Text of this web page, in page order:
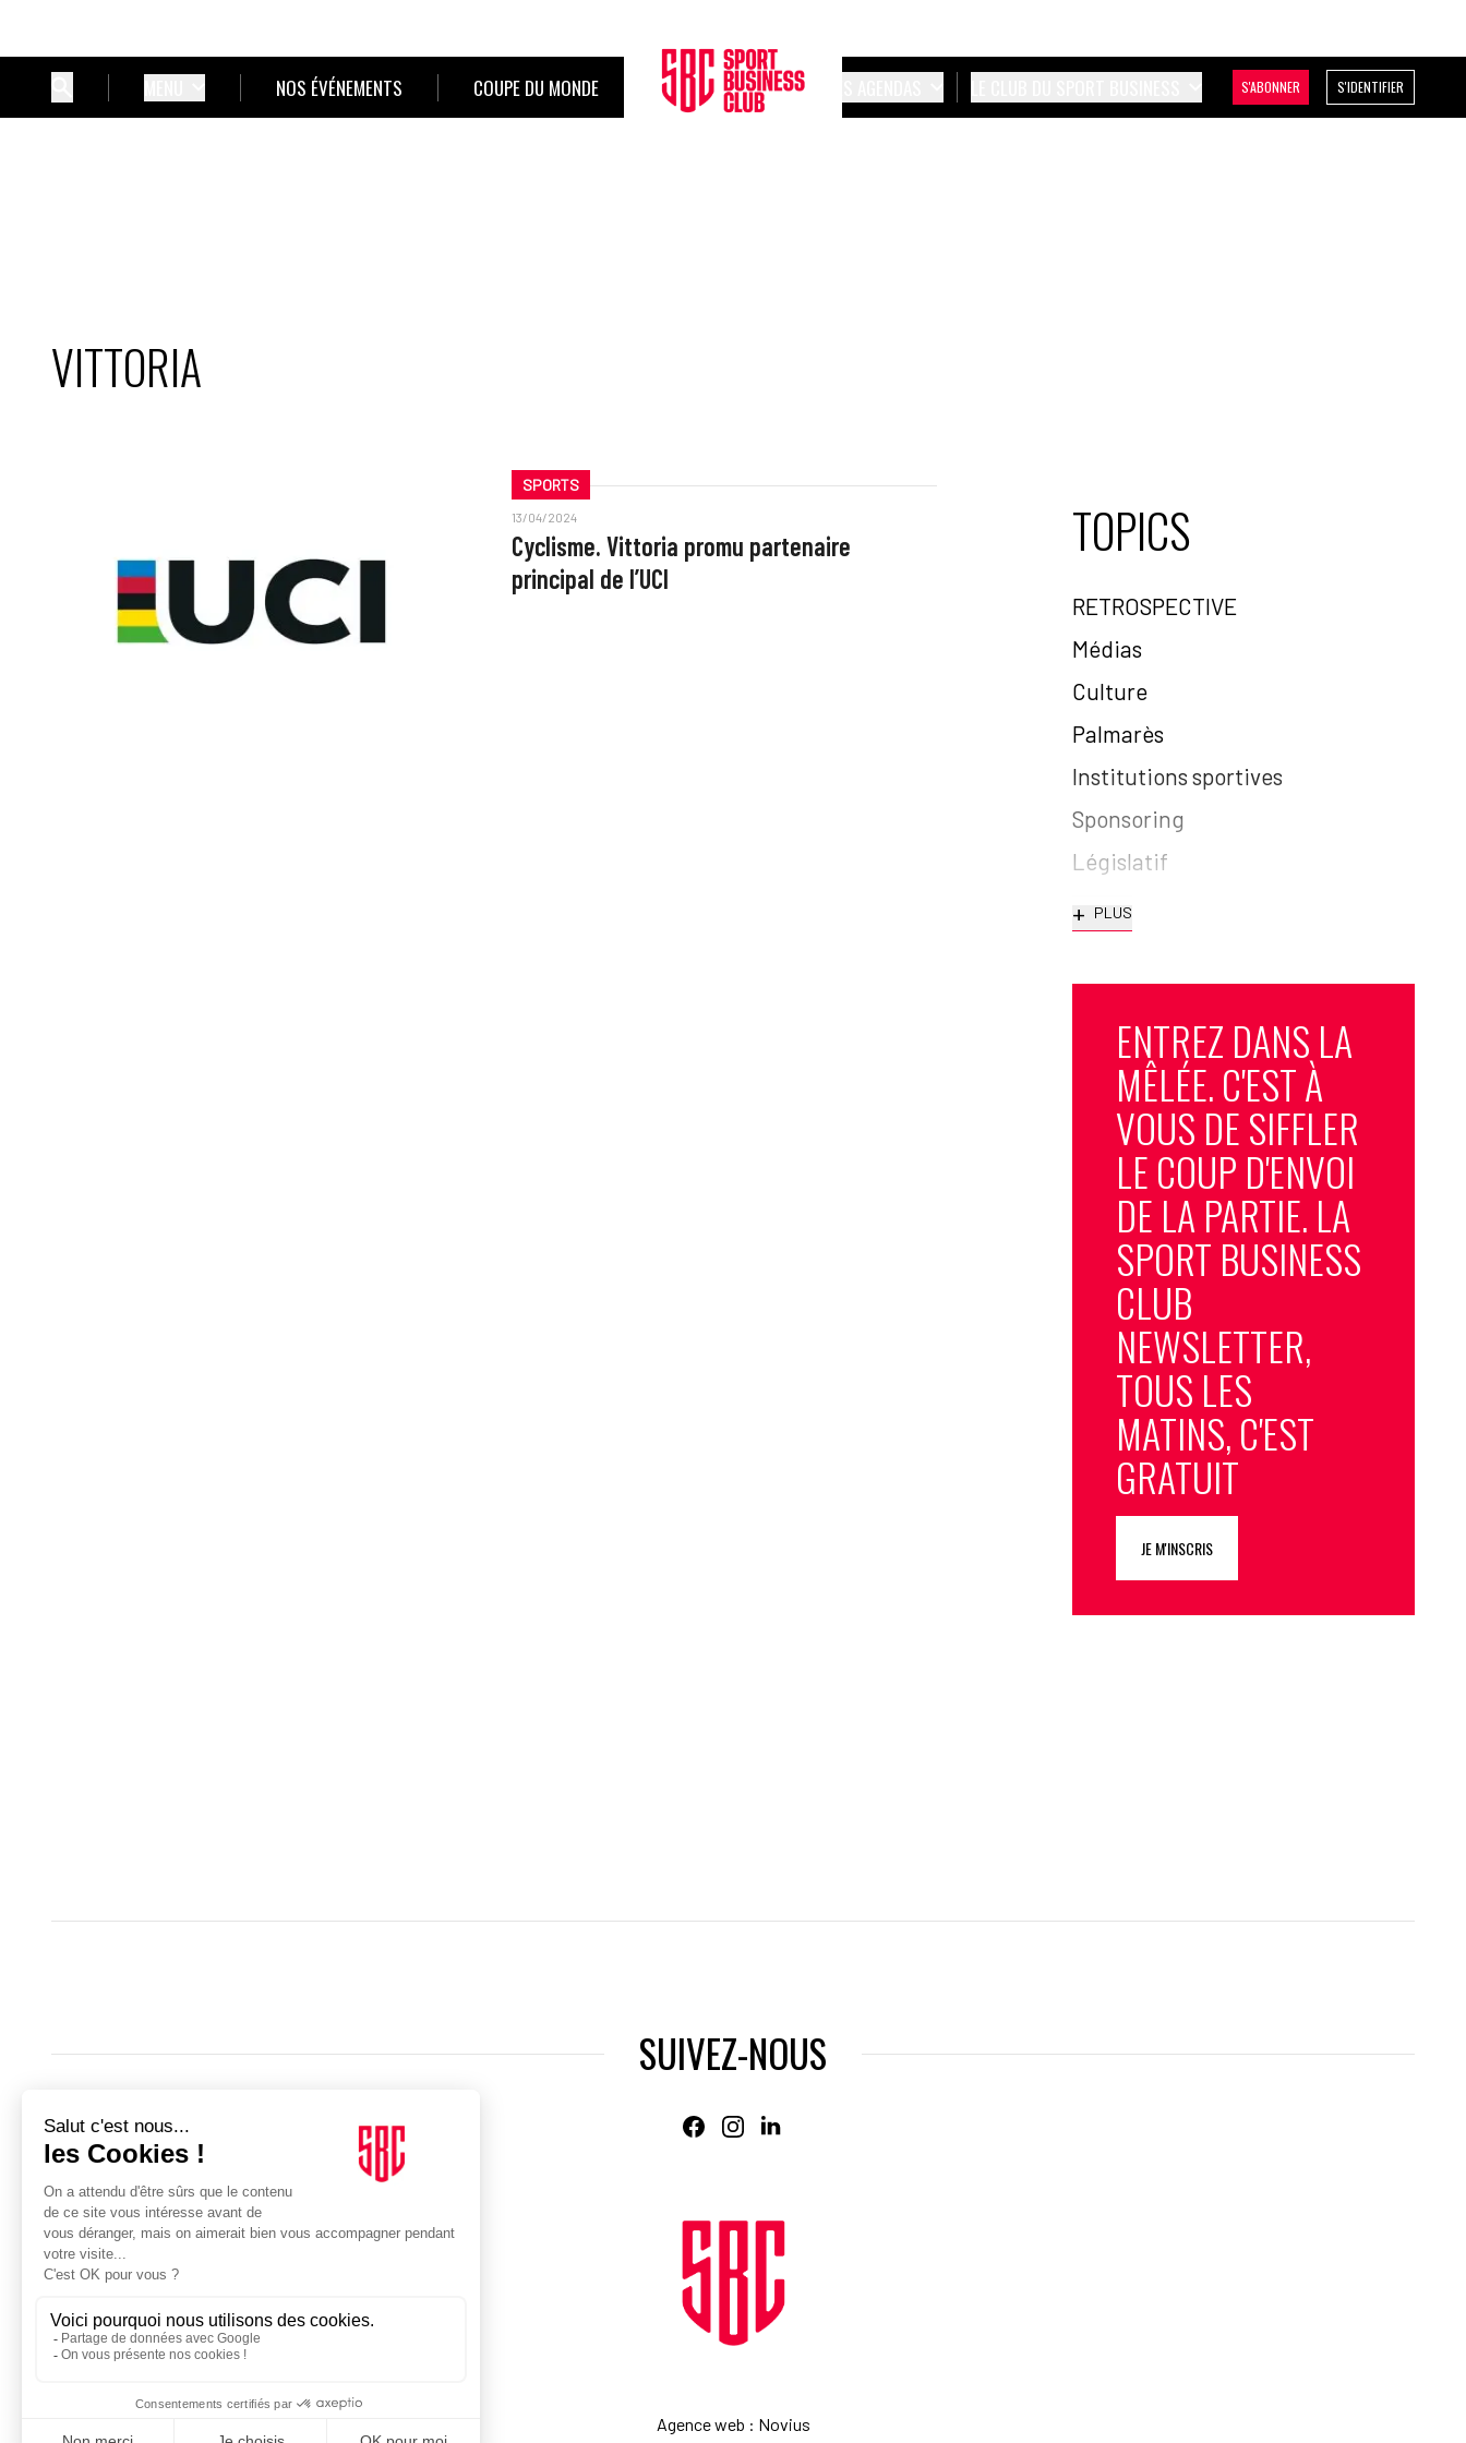
NOS ÉVÉNEMENTS COUPE DU MONDE S'ABONNER S'IDENTIFIER
VITTORIA
SPORTS
13/04/2024
Cyclisme. Vittoria promu partenaire
principal de l’UCI
TOPICS
RETROSPECTIVE
Médias
Culture
Palmarès
Institutions sportives
Sponsoring
Législatif
+ PLUS
ENTREZ DANS LA
MÊLÉE. C'EST À
VOUS DE SIFFLER
LE COUP D'ENVOI
DE LA PARTIE. LA
SPORT BUSINESS
CLUB
NEWSLETTER,
TOUS LES
MATINS, C'EST
GRATUIT
JE M'INSCRIS
SUIVEZ-NOUS
Agence web : Novius